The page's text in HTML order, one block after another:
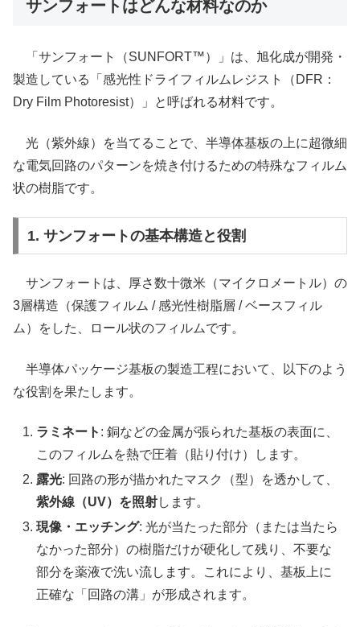
サンフォートはどんな材料なのか
「サンフォート（SUNFORT™）」は、旭化成が開発・
製造している「感光性ドライフィルムレジスト（DFR：
Dry Film Photoresist）」と呼ばれる材料です。
光（紫外線）を当てることで、半導体基板の上に超微細
な電気回路のパターンを焼き付けるための特殊なフィルム
状の樹脂です。
1. サンフォートの基本構造と役割
サンフォートは、厚さ数十微米（マイクロメートル）の
3層構造（保護フィルム / 感光性樹脂層 / ベースフィル
ム）をした、ロール状のフィルムです。
半導体パッケージ基板の製造工程において、以下のよう
な役割を果たします。
ラミネート : 銅などの金属が張られた基板の表面に、
このフィルムを熱で圧着（貼り付け）します。
露光: 回路の形が描かれたマスク（型）を透かして、
紫外線（UV）を照射します。
現像・エッチング: 光が当たった部分（または当たら
なかった部分）の樹脂だけが硬化して残り、不要な
部分を薬液で洗い流します。これにより、基板上に
正確な「回路の溝」が形成されます。